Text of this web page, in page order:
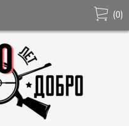
(0)